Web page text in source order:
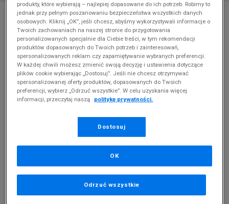
* Zdjęcie poglądowe
ADIDAS OZTRAL
Produkt pochodzi z końcówek aktualnych kolekcji, ubiegłych
sezonów lub z ekspozycji.
Szczegóły.
zł cena rekomendowana przez producenta
319,99 zł
PRODUKT NIEDOSTĘPNY
produkty, które wybierają – najlepiej dopasowane do ich potrzeb. Robimy to
jednak przy pełnym poszanowaniu bezpieczeństwa wszystkich danych
osobowych. Kliknij „OK”, jeśli chcesz, abyśmy wykorzystywali informacje o
Twoich zachowaniach na naszej stronie do przygotowania
personalizowanych specjalnie dla Ciebie treści, w tym rekomendacji
produktów dopasowanych do Twoich potrzeb i zainteresowań,
spersonalizowanych reklam czy zapamiętywanie wybranych preferencji.
W każdej chwili możesz zmienić swoją decyzję i ustawienia dotyczące
plików cookie wybierając „Dostosuj”. Jeśli nie chcesz otrzymywać
spersonalizowanej oferty produktów, dopasowanych do Twoich
preferencji, wybierz „Odrzuć wszystkie”. W celu uzyskania więcej
informacji, przeczytaj naszą
politykę prywatności.
Dostosuj
Odrzuć wszystkie
OK